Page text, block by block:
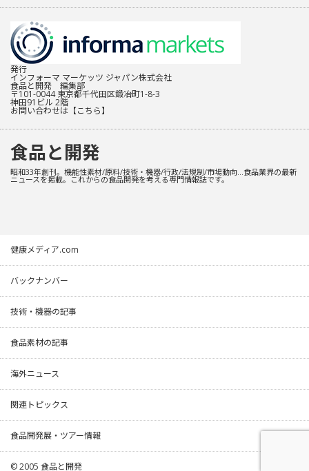
発行
インフォーマ マーケッツ ジャパン株式会社
食品と開発 編集部
〒101-0044 東京都千代田区鍛冶町1-8-3
神田91ビル 2階
お問い合わせは 【こちら】
食品と開発
昭和33年創刊。機能性素材/原料/技術・機器/行政/法規制/市場動向…食品業界の最新
ニュースを掲載。これからの食品開発を考える専門情報誌です。
健康メディア.com
バックナンバー
技術・機器の記事
食品素材の記事
海外ニュース
関連トピックス
食品開発展・ツアー情報
© 2005 食品と開発